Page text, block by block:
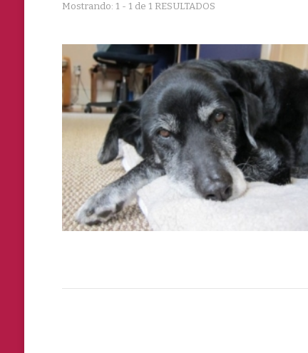
Mostrando: 1 - 1 de 1 RESULTADOS